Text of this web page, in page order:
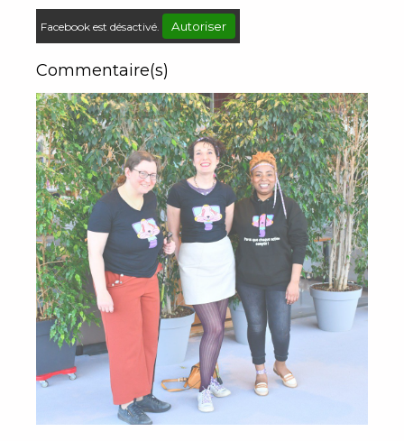
Facebook est désactivé. Autoriser
Commentaire(s)